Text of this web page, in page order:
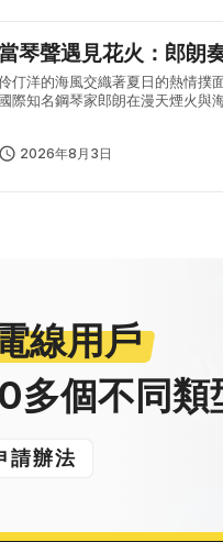
琴聲遇見花火：郎朗
仃洋的海風交織著夏日的熱情撲
國際知名鋼琴家郎朗在漫天煙火與
2026年8月3日
線用戶
多個不同類
請辦法